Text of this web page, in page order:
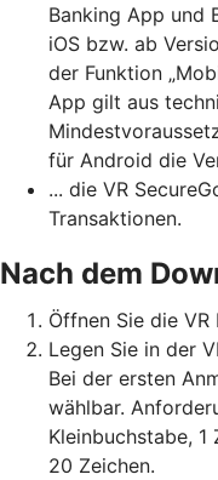
Banking App und
iOS bzw. ab
der Funktion
App gilt aus
für Android die
... die VR
Transaktionen.
Nach dem
Öffnen Sie die VR
Legen Sie in der
Bei der ersten
wählbar.
Kleinbuchstabe,
20 Zeichen.